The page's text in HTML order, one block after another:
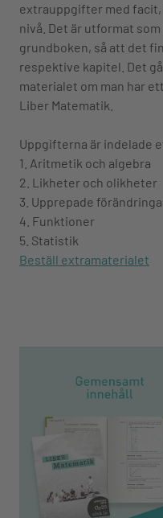
extrauppgifter med facit,
nivå. Det är utformat
grundboken, så att det
respektive kapitel. Det
materialet om man har
Liber Matematik.
Uppgifterna är indelade
1. Aritmetik och algebra
2. Likheter och olikheter
3. Upprepade
4. Funktioner
5. Statistik
Beställ extramaterialet